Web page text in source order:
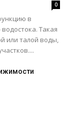
0
в
Такая
или талой воды,